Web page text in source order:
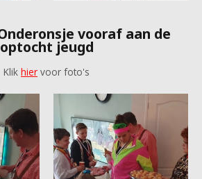
vooraf aan de
optocht jeugd
Klik hier voor foto's